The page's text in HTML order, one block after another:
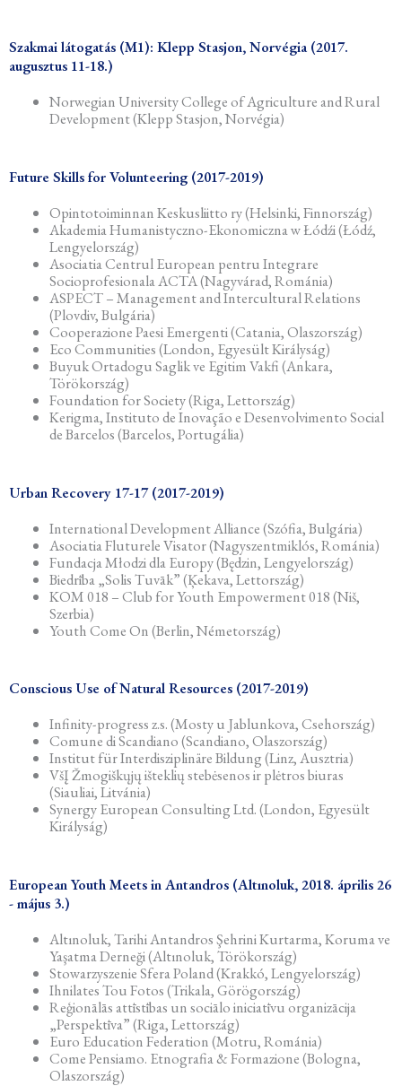
Szakmai látogatás (M1): Klepp Stasjon, Norvégia (2017.
augusztus 11-18.)
Norwegian University College of Agriculture and Rural
Development (Klepp Stasjon, Norvégia)
Future Skills for Volunteering (2017-2019)
Opintotoiminnan Keskusliitto ry (Helsinki, Finnország)
Akademia Humanistyczno-Ekonomiczna w Łódźi (Łódź,
Lengyelország)
Asociatia Centrul European pentru Integrare
Socioprofesionala ACTA (Nagyvárad, Románia)
ASPECT – Management and Intercultural Relations
(Plovdiv, Bulgária)
Cooperazione Paesi Emergenti (Catania, Olaszország)
Eco Communities (London, Egyesült Királyság)
Buyuk Ortadogu Saglik ve Egitim Vakfi (Ankara,
Törökország)
Foundation for Society (Riga, Lettország)
Kerigma, Instituto de Inovação e Desenvolvimento Social
de Barcelos (Barcelos, Portugália)
Urban Recovery 17-17 (2017-2019)
International Development Alliance (Szófia, Bulgária)
Asociatia Fluturele Visator (Nagyszentmiklós, Románia)
Fundacja Młodzi dla Europy (Będzin, Lengyelország)
Biedrība „Solis Tuvāk” (Ķekava, Lettország)
KOM 018 – Club for Youth Empowerment 018 (Niš,
Szerbia)
Youth Come On (Berlin, Németország)
Conscious Use of Natural Resources (2017-2019)
Infinity-progress z.s. (Mosty u Jablunkova, Csehország)
Comune di Scandiano (Scandiano, Olaszország)
Institut für Interdisziplinäre Bildung (Linz, Ausztria)
VšĮ Žmogiškųjų išteklių stebėsenos ir plėtros biuras
(Siauliai, Litvánia)
Synergy European Consulting Ltd. (London, Egyesült
Királyság)
European Youth Meets in Antandros (Altınoluk, 2018. április 26
- május 3.)
Altınoluk, Tarihi Antandros Şehrini Kurtarma, Koruma ve
Yaşatma Derneği (Altınoluk, Törökország)
Stowarzyszenie Sfera Poland (Krakkó, Lengyelország)
Ihnilates Tou Fotos (Trikala, Görögország)
Reģionālās attīstības un sociālo iniciatīvu organizācija
„Perspektīva” (Riga, Lettország)
Euro Education Federation (Motru, Románia)
Come Pensiamo. Etnografia & Formazione (Bologna,
Olaszország)